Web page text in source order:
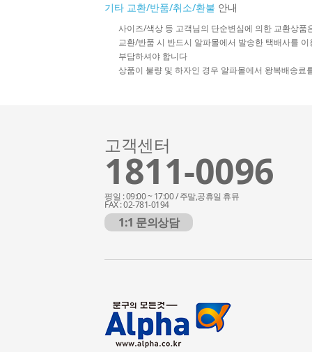
기타 교환/반품/취소/환불 안내
사이즈/색상 등 고객님의 단순변심에 의한 교환상
교환/반품 시 반드시 알파몰에서 발송한 택배사를
부담하셔야 합니다
상품이 불량 및 하자인 경우 알파몰에서 왕복배송료
고객센터
1811-0096
평일 : 09:00 ~ 17:00 / 주말,공휴일 휴뮤
FAX : 02-781-0194
1:1 문의상담